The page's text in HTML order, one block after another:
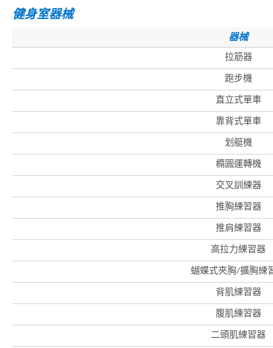
健身室器械
器械
拉筋器
跑步機
直立式單車
靠背式單車
划艇機
橢圓運轉機
交叉訓練器
推胸練習器
推肩練習器
高拉力練習器
蝴蝶式夾胸/擴胸練
背肌練習器
腹肌練習器
二頭肌練習器